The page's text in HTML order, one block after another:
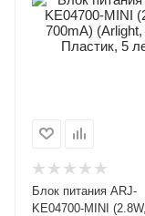
Блок питания ARJ-
KE04700-MINI (2.8W,